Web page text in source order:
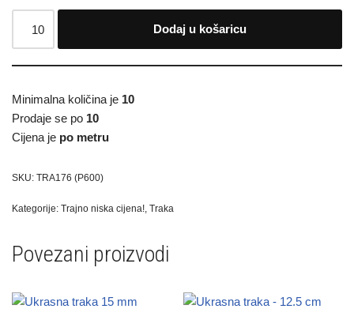
Dodaj u košaricu
Minimalna količina je 10
Prodaje se po 10
Cijena je po metru
SKU: TRA176 (P600)
Kategorije: Trajno niska cijena!, Traka
Povezani proizvodi